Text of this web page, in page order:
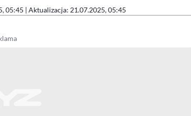
05:45 | Aktualizacja: 21.07.2025, 05:45